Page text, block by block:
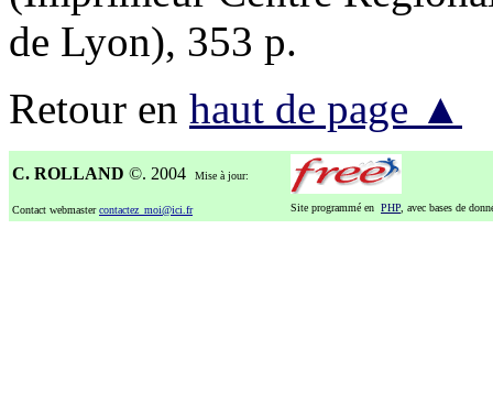
de Lyon), 353 p.
Retour en haut de page ▲
C. ROLLAND ©. 2004 Mise à jour:
Contact webmastercontactez_moi@ici.fr Site programmé en PHP , avec bases de